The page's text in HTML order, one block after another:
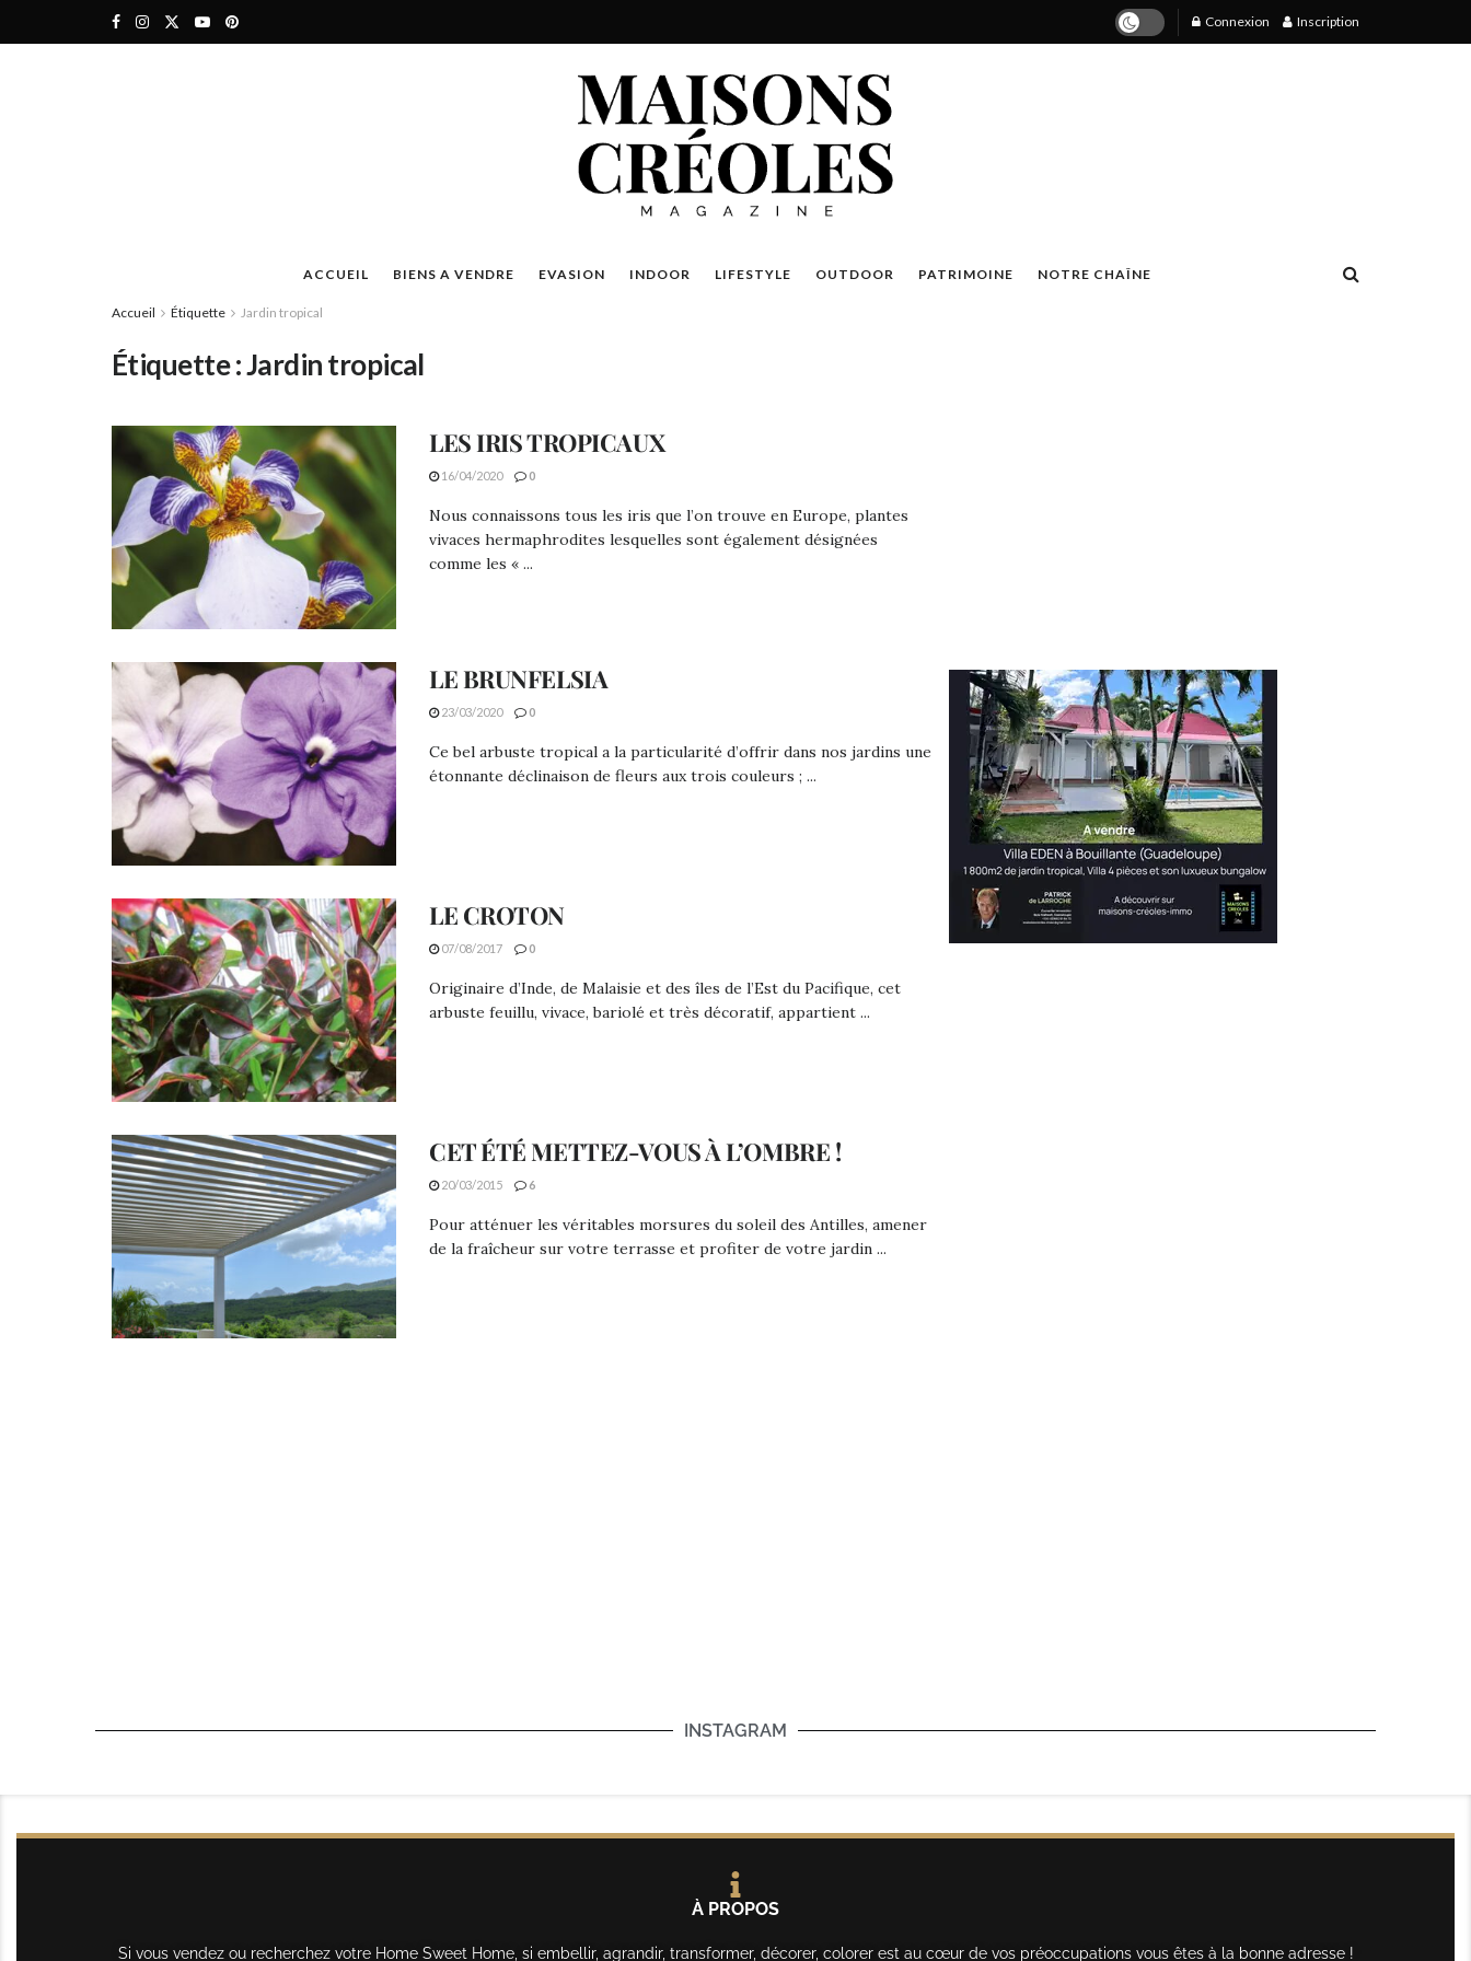
Connexion Inscription
ACCUEIL BIENS A VENDRE EVASION INDOOR LIFESTYLE OUTDOOR PATRIMOINE NOTRE CHAÎNE
Accueil Étiquette Jardin tropical
Étiquette :Jardin tropical
LES IRIS TROPICAUX
16/04/2020 0
Nous connaissons tous les iris que l’on trouve en Europe, plantes
vivaces hermaphrodites lesquelles sont également désignées
comme les « ...
LE BRUNFELSIA
23/03/2020 0
Ce bel arbuste tropical a la particularité d’offrir dans nos jardins une
étonnante déclinaison de fleurs aux trois couleurs ; ...
LE CROTON
07/08/2017 0
Originaire d’Inde, de Malaisie et des îles de l’Est du Pacifique, cet
arbuste feuillu, vivace, bariolé et très décoratif, appartient ...
CET ÉTÉ METTEZ-VOUS À L’OMBRE !
20/03/2015 6
Pour atténuer les véritables morsures du soleil des Antilles, amener
de la fraîcheur sur votre terrasse et profiter de votre jardin ...
INSTAGRAM
À PROPOS
Si vous vendez ou recherchez votre Home Sweet Home, si embellir, agrandir, transformer, décorer, colorer est au cœur de vos préoccupations vous êtes à la bonne adresse !